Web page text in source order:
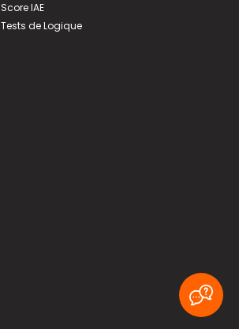
Score IAE
Tests de Logique